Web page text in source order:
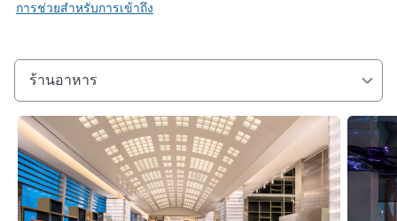
การช่วยสำหรับการเข้าถึง
ร้านอาหาร
ดูรายละเอียด ดูรายละ